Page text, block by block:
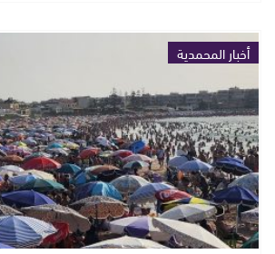
أخبار المحمدية